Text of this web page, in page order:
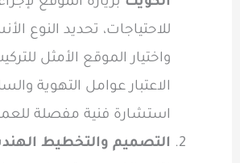
للاحتياجات، تحديد النوع
واختيار الموقع الأمثل
الاعتبار عوامل التهوية
استشارة فنية مفصلة
التصميم والتخطيط